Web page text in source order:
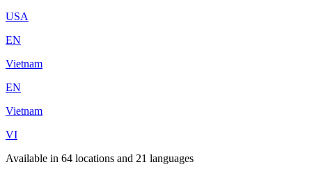
USA
EN
Vietnam
EN
Vietnam
VI
Available in 64 locations and 21 languages